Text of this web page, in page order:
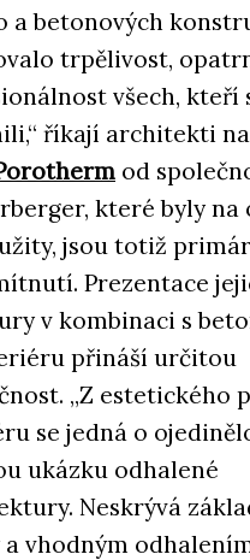
a betonových
trpělivost,
všech, kteří
říkají architekti na
od
které byly na
jsou totiž
Prezentace
v kombinaci s
přináší určitou
„Z estetického
se jedná o
ukázku odhalené
Neskrývá
a vhodným